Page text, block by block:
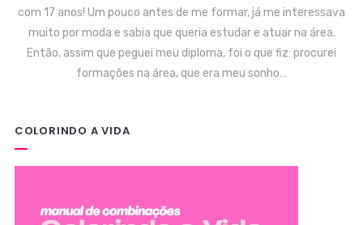
com 17 anos! Um pouco antes de me formar, já me interessava
muito por moda e sabia que queria estudar e atuar na área.
Então, assim que peguei meu diploma, foi o que fiz: procurei
formações na área, que era meu sonho…
COLORINDO A VIDA